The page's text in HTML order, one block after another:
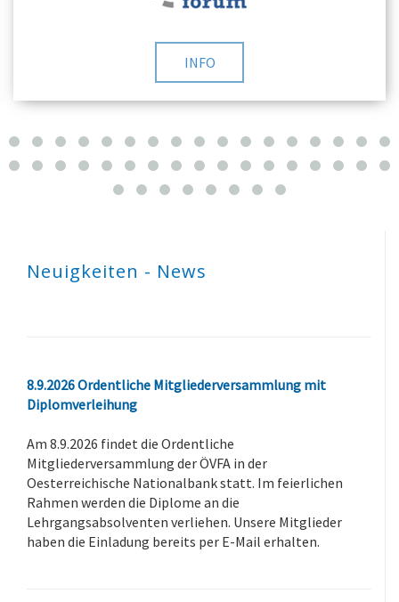
INFO
Neuigkeiten - News
8.9.2026 Ordentliche Mitgliederversammlung mit
Diplomverleihung
Am 8.9.2026 findet die Ordentliche
Mitgliederversammlung der ÖVFA in der
Oesterreichische Nationalbank statt. Im feierlichen
Rahmen werden die Diplome an die
Lehrgangsabsolventen verliehen. Unsere Mitglieder
haben die Einladung bereits per E-Mail erhalten.